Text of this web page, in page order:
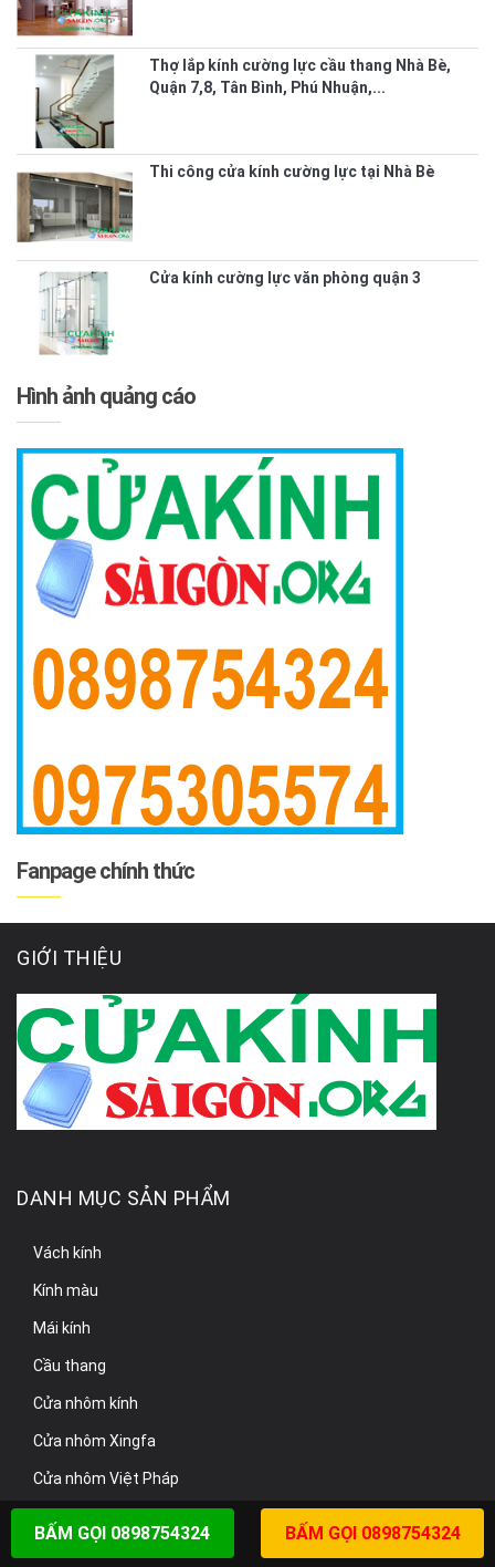
Thợ lắp kính cường lực cầu thang Nhà Bè,
Quận 7,8, Tân Bình, Phú Nhuận,...
Thi công cửa kính cường lực tại Nhà Bè
Cửa kính cường lực văn phòng quận 3
Hình ảnh quảng cáo
Fanpage chính thức
GIỚI THIỆU
DANH MỤC SẢN PHẨM
Vách kính
Kính màu
Mái kính
Cầu thang
Cửa nhôm kính
Cửa nhôm Xingfa
Cửa nhôm Việt Pháp
THÔNG TIN LIÊN HỆ
BẤM GỌI 0898754324 BẤM GỌI 0898754324